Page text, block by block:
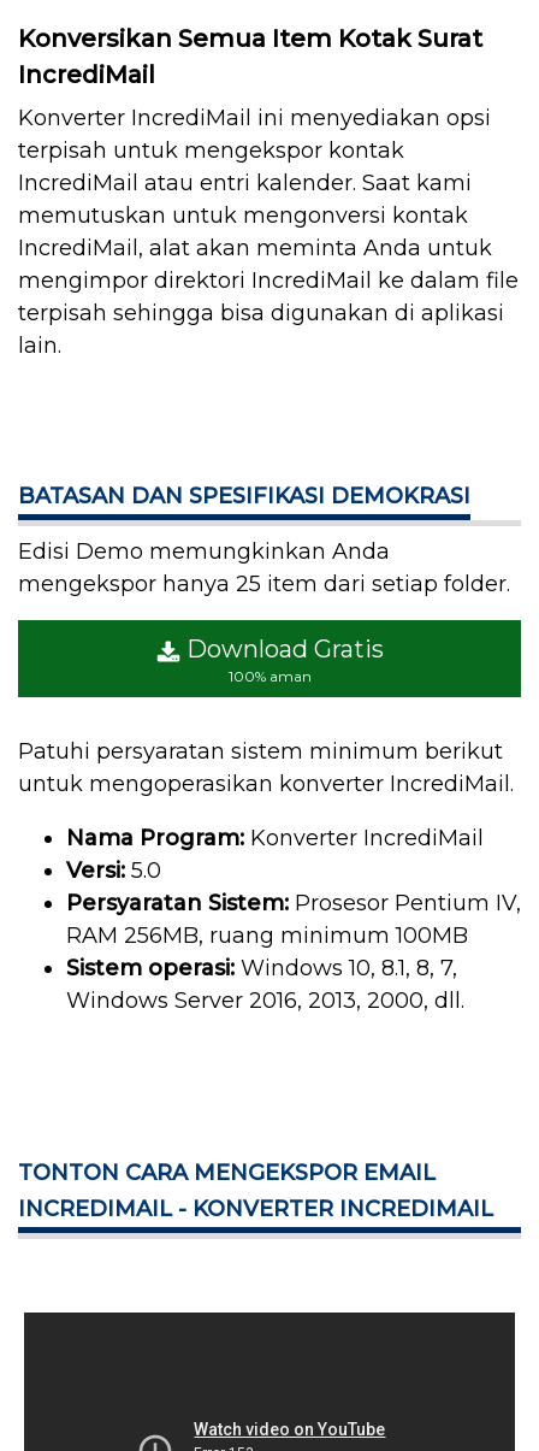
Konversikan Semua Item Kotak Surat
IncrediMail
Konverter IncrediMail ini menyediakan opsi
terpisah untuk mengekspor kontak
IncrediMail atau entri kalender. Saat kami
memutuskan untuk mengonversi kontak
IncrediMail, alat akan meminta Anda untuk
mengimpor direktori IncrediMail ke dalam file
terpisah sehingga bisa digunakan di aplikasi
lain.
BATASAN DAN SPESIFIKASI DEMOKRASI
Edisi Demo memungkinkan Anda
mengekspor hanya 25 item dari setiap folder.
Download Gratis
100% aman
Patuhi persyaratan sistem minimum berikut
untuk mengoperasikan konverter IncrediMail.
Nama Program: Konverter IncrediMail
Versi: 5.0
Persyaratan Sistem: Prosesor Pentium IV,
RAM 256MB, ruang minimum 100MB
Sistem operasi: Windows 10, 8.1, 8, 7,
Windows Server 2016, 2013, 2000, dll.
TONTON CARA MENGEKSPOR EMAIL
INCREDIMAIL - KONVERTER INCREDIMAIL